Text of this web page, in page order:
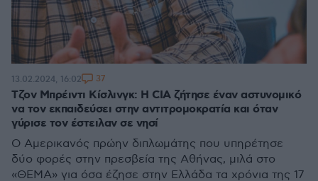
Τζον Μπρέιντι Κίσλινγκ: Η CIA ζήτησε έναν αστυνομικό
να τον εκπαιδεύσει στην αντιτρομοκρατία και όταν
γύρισε τον έστειλαν σε νησί
Ο Αμερικανός πρώην διπλωμάτης που υπηρέτησε
δύο φορές στην πρεσβεία της Αθήνας, μιλά στο
«ΘΕΜΑ» για όσα έζησε στην Ελλάδα τα χρόνια της 17
13.02.2024, 16:02 37